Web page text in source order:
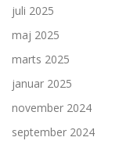
juli 2025
maj 2025
marts 2025
januar 2025
november 2024
september 2024